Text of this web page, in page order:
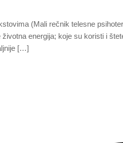
(Mali rečnik telesne
energija; koje su koristi i
[…]